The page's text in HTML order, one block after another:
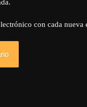
con cada nueva